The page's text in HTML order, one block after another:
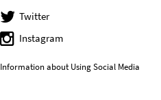
Twitter
Instagram
Information about Using Social Media